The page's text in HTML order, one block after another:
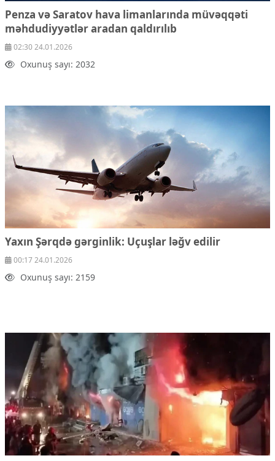
Penza və Saratov hava limanlarında müvəqqəti
məhdudiyyətlər aradan qaldırılıb
02:30 24.01.2026
Oxunuş sayı: 2032
Yaxın Şərqdə gərginlik: Uçuşlar ləğv edilir
00:17 24.01.2026
Oxunuş sayı: 2159